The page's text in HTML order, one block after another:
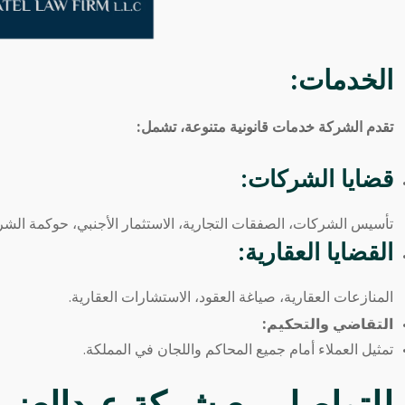
الخدمات:
تقدم الشركة خدمات قانونية متنوعة، تشمل:
قضايا الشركات:
تأسيس الشركات، الصفقات التجارية، الاستثمار الأجنبي، حوكمة
القضايا العقارية:
المنازعات العقارية، صياغة العقود، الاستشارات العقارية.
التقاضي والتحكيم:
تمثيل العملاء أمام جميع المحاكم واللجان في المملكة.